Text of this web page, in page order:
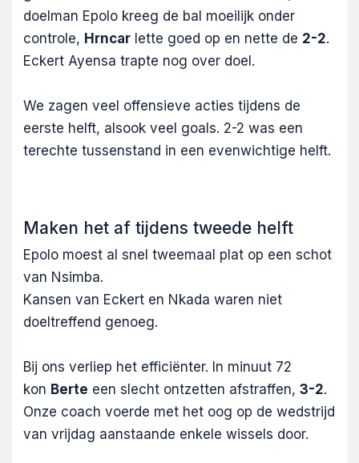
doelman Epolo kreeg de bal moeilijk onder
controle, Hrncar lette goed op en nette de 2-2.
Eckert Ayensa trapte nog over doel.
We zagen veel offensieve acties tijdens de
eerste helft, alsook veel goals. 2-2 was een
terechte tussenstand in een evenwichtige helft.
Maken het af tijdens tweede helft
Epolo moest al snel tweemaal plat op een schot
van Nsimba.
Kansen van Eckert en Nkada waren niet
doeltreffend genoeg.
Bij ons verliep het efficiënter. In minuut 72
kon Berte een slecht ontzetten afstraffen, 3-2.
Onze coach voerde met het oog op de wedstrijd
van vrijdag aanstaande enkele wissels door.